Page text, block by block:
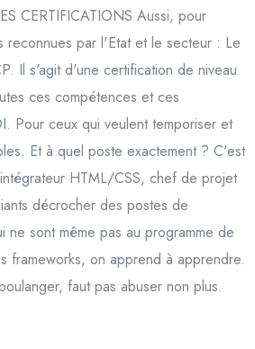
CERTIFICATIONS Aussi, pour
reconnues par l'Etat et le secteur : Le
Il s'agit d'une certification de niveau
ces compétences et ces
Pour ceux qui veulent temporiser et
Et à quel poste exactement ? C'est
HTML/CSS, chef de projet
décrocher des postes de
sont même pas au programme de
frameworks, on apprend à apprendre.
faut pas abuser non plus.